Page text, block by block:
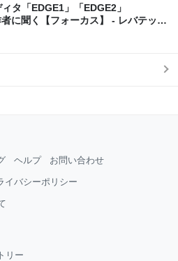
タ「EDGE1」「EDGE2」
に聞く【フォーカス】 - レバテック
ヘルプ お問い合わせ
イバシーポリシー
リー